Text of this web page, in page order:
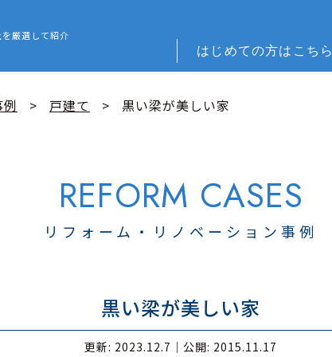
厳選して紹介
はじめての方はこちら
戸建て 黒い梁が美しい家
リフォーム・リノベーション事例
黒い梁が美しい家
更新: 2023.12.7｜ 公開: 2015.11.17